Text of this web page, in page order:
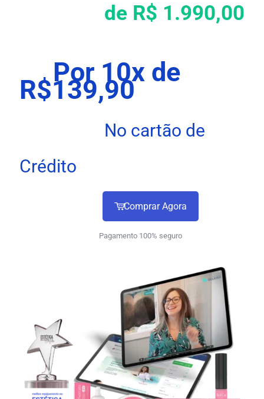
de R$ 1.990,00
Por 10x de
R$139,90
No cartão de
Crédito
Comprar Agora
Pagamento 100% seguro